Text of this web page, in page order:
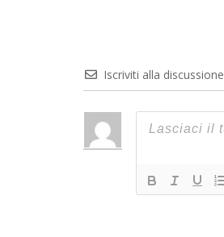
Iscriviti alla discussione